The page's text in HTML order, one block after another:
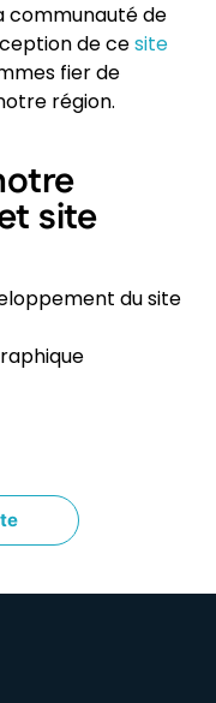
communauté de
de cesite
fier de
région.
site
du site